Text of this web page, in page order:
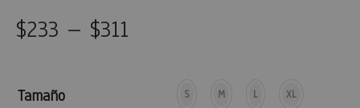
$233 – $311
Tamaño S M L XL